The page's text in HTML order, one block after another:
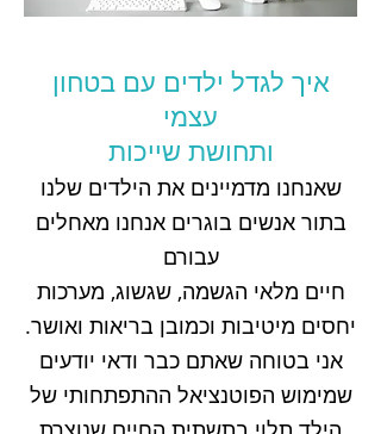
איך לגדל ילדים עם בטחון
עצמי
ותחושת שייכות
שאנחנו מדמיינים את הילדים שלנו
בתור אנשים בוגרים אנחנו מאחלים
עבורם
חיים מלאי הגשמה, שגשוג, מערכות
יחסים מיטיבות וכמובן בריאות ואושר.
אני בטוחה שאתם כבר ודאי יודעים
שמימוש הפוטנציאל ההתפתחותי של